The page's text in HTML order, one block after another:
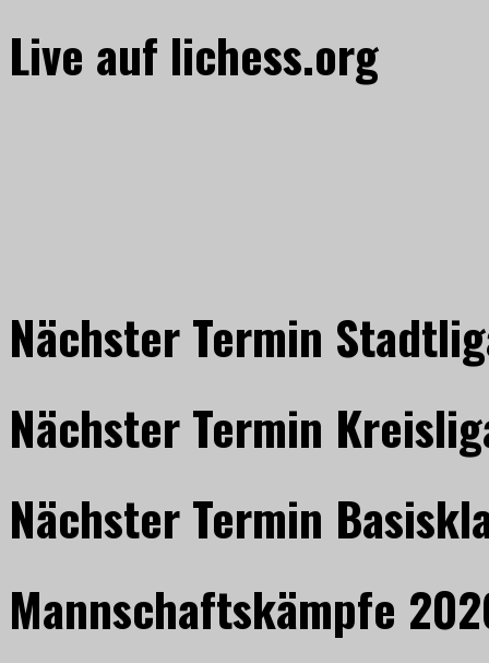
Live auf lichess.org
Nächster Termin
Nächster Termin
Nächster Termin
Mannschaftskämpfe